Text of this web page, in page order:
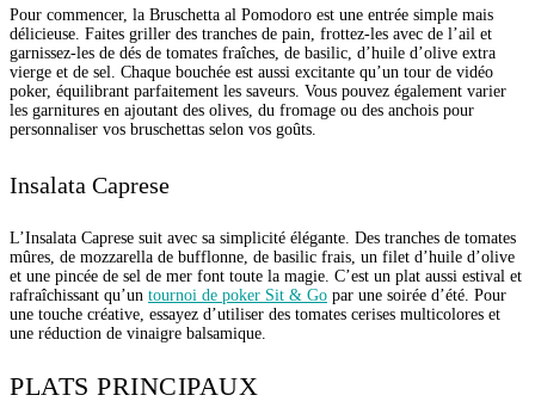
Pour commencer, la Bruschetta al Pomodoro est une entrée simple mais
délicieuse. Faites griller des tranches de pain, frottez-les avec de l’ail et
garnissez-les de dés de tomates fraîches, de basilic, d’huile d’olive extra
vierge et de sel. Chaque bouchée est aussi excitante qu’un tour de vidéo
poker, équilibrant parfaitement les saveurs. Vous pouvez également varier
les garnitures en ajoutant des olives, du fromage ou des anchois pour
personnaliser vos bruschettas selon vos goûts.
Insalata Caprese
L’Insalata Caprese suit avec sa simplicité élégante. Des tranches de tomates
mûres, de mozzarella de bufflonne, de basilic frais, un filet d’huile d’olive
et une pincée de sel de mer font toute la magie. C’est un plat aussi estival et
rafraîchissant qu’un tournoi de poker Sit & Go par une soirée d’été. Pour
une touche créative, essayez d’utiliser des tomates cerises multicolores et
une réduction de vinaigre balsamique.
PLATS PRINCIPAUX